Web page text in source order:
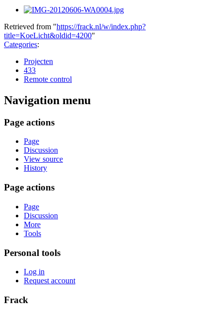
Retrieved from "https://frack.nl/w/index.php?
title=KoeLicht&oldid=4200"
Categories:
Projecten
433
Remote control
Navigation menu
Page actions
Page
Discussion
View source
History
Page actions
Page
Discussion
More
Tools
Personal tools
Log in
Request account
Frack